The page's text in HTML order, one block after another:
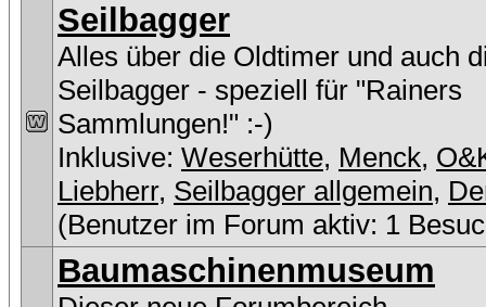
Seilbagger
Alles über die Oldtimer und auch
Seilbagger - speziell für "Rainers
Sammlungen!" :-)
Inklusive: Weserhütte, Menck,
Liebherr, Seilbagger allgemein,
(Benutzer im Forum aktiv: 1
Baumaschinenmuseum